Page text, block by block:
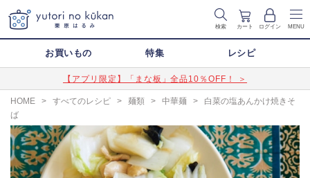
検索 カート ログイン MENU
お買いもの 特集 レシピ
【アプリ限定】「まな板」全品10％OFF！ ＞
HOME > すべてのレシピ > 麺類 > 中華麺 >
白菜の塩あんかけ焼きそ
ば